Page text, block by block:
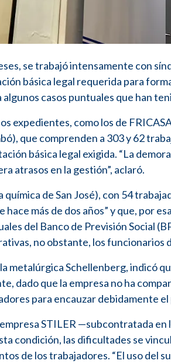
se trabajó intensamente con
básica legal requerida para
algunos casos puntuales que han
expedientes, como los de
que comprenden a 303 y 62
básica legal exigida. “La
atrasos en la gestión”, aclaró.
de San José), con 54
hace más de dos años” y que, por
del Banco de Previsión Social
no obstante, los funcionarios
metalúrgica Schellenberg, indicó
dado que la empresa no ha
para encauzar debidamente
STILER —subcontratada
condición, las dificultades se
de los trabajadores. “El uso del